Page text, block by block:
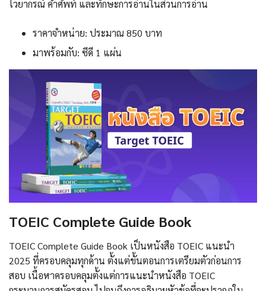
ไวยากรณ์ คำศัพท์ และทักษะการอ่านในส่วนการอ่าน
ราคาจำหน่าย: ประมาณ 850 บาท
มาพร้อมกับ: ซีดี 1 แผ่น
TOEIC Complete Guide Book
TOEIC Complete Guide Book เป็นหนังสือ TOEIC แนะนํา
2025 ที่ครอบคลุมทุกด้าน ตั้งแต่ขั้นตอนการเตรียมตัวก่อนการ
สอบ เนื้อหาครอบคลุมตั้งแต่การแนะนำหนังสือ TOEIC